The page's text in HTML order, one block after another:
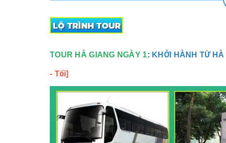
TOUR HÀ GIANG NGÀY 1: KHỞI HÀNH TỪ
- Tối]